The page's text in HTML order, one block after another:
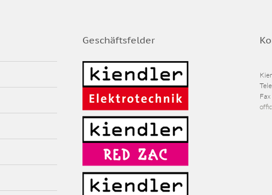
Geschäftsfelder
Fax